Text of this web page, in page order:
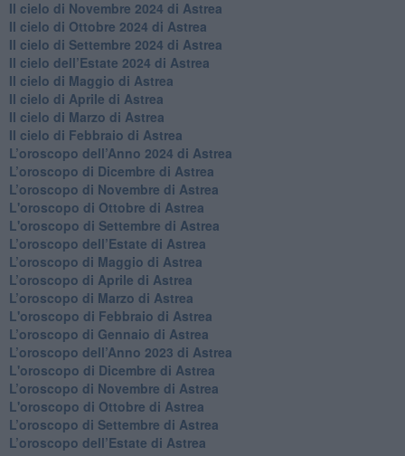
Il cielo di Novembre 2024 di Astrea
​Il cielo di Ottobre 2024 di Astrea
​Il cielo di Settembre 2024 di Astrea
Il cielo dell’Estate 2024 di Astrea
Il cielo di Maggio di Astrea
Il cielo di Aprile di Astrea
​Il cielo di Marzo di Astrea
​Il cielo di Febbraio di Astrea
​L’oroscopo dell’Anno 2024 di Astrea
​L’oroscopo di Dicembre di Astrea
​L’oroscopo di Novembre di Astrea
L'oroscopo di Ottobre di Astrea
L'oroscopo di Settembre di Astrea
L’oroscopo dell’Estate di Astrea
​L’oroscopo di Maggio di Astrea
​L’oroscopo di Aprile di Astrea
L’oroscopo di Marzo di Astrea
L'oroscopo di Febbraio di Astrea
​L’oroscopo di Gennaio di Astrea
​L’oroscopo dell’Anno 2023 di Astrea
L'oroscopo di Dicembre di Astrea
L’oroscopo di Novembre di Astrea
L'oroscopo di Ottobre di Astrea
​L’oroscopo di Settembre di Astrea
​L’oroscopo dell’Estate di Astrea